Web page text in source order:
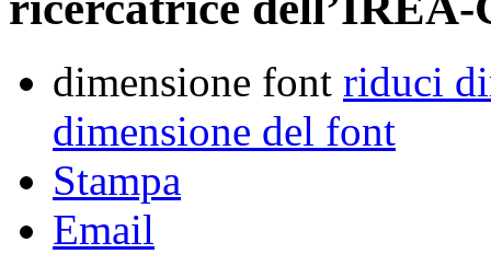
dimensione font riduci
dimensione del font
Stampa
Email